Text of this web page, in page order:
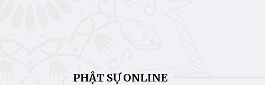
PHẬT SỰ ONLINE